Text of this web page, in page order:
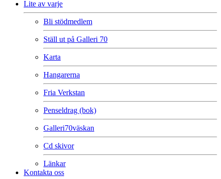
Lite av varje
Bli stödmedlem
Ställ ut på Galleri 70
Karta
Hangarerna
Fria Verkstan
Penseldrag (bok)
Galleri70väskan
Cd skivor
Länkar
Kontakta oss